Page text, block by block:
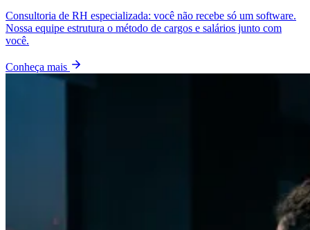
Consultoria de RH especializada: você não recebe só um software.
Nossa equipe estrutura o método de cargos e salários junto com
você.
Conheça mais